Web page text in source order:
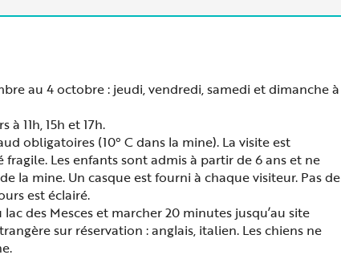
au 4 octobre : jeudi, vendredi, samedi et dimanche à
11h, 15h et 17h.
obligatoires (10° C dans la mine). La visite est
Les enfants sont admis à partir de 6 ans et ne
la mine. Un casque est fourni à chaque visiteur. Pas de
est éclairé.
des Mesces et marcher 20 minutes jusqu’au site
sur réservation : anglais, italien. Les chiens ne